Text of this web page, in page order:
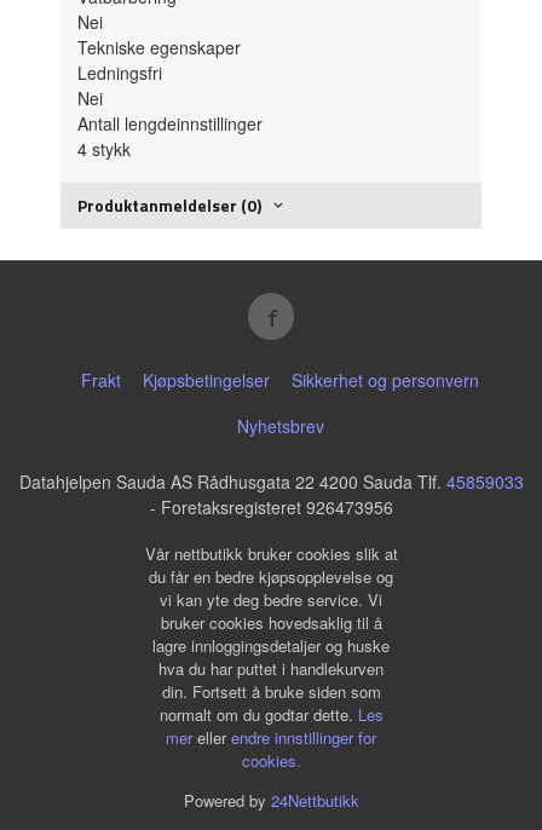
Nei
Tekniske egenskaper
Ledningsfri
Nei
Antall lengdeinnstillinger
4stykk
Produktanmeldelser (0)
Frakt Kjøpsbetingelser
Sikkerhet og personvern
Nyhetsbrev
Datahjelpen Sauda AS Rådhusgata 22 4200 Sauda Tlf. 45859033
- Foretaksregisteret 926473956
Vår nettbutikk bruker cookies slik at
du får en bedre kjøpsopplevelse og
vi kan yte deg bedre service. Vi
bruker cookies hovedsaklig til å
lagre innloggingsdetaljer og huske
hva du har puttet i handlekurven
din. Fortsett å bruke siden som
normalt om du godtar dette. Les
merellerendre innstillinger for
cookies.
Powered by 24Nettbutikk